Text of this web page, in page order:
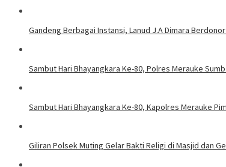
Gandeng Berbagai Instansi, Lanud J.A Dimara
Sambut Hari Bhayangkara Ke-80, Polres Merauke
Sambut Hari Bhayangkara Ke-80, Kapolres Merauke
Giliran Polsek Muting Gelar Bakti Religi di Masjid dan